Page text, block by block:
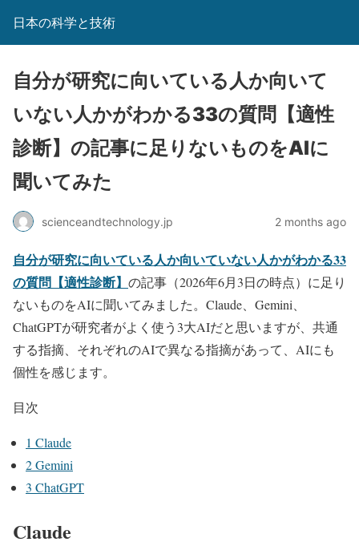
日本の科学と技術
自分が研究に向いている人か向いて
いない人かがわかる33の質問【適性
診断】の記事に足りないものをAIに
聞いてみた
scienceandtechnology.jp 2 months ago
自分が研究に向いている人か向いていない人かがわかる33
の質問【適性診断】 の記事（2026年6月3日の時点）に足り
ないものをAIに聞いてみました。Claude、Gemini、
ChatGPTが研究者がよく使う3大AIだと思いますが、共通
する指摘、それぞれのAIで異なる指摘があって、AIにも
個性を感じます。
目次
1 Claude
2Gemini
3 ChatGPT
Claude